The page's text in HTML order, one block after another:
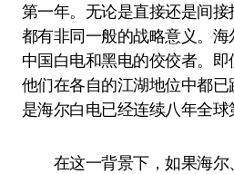
第一年。无论是直接还是间
都有非同一般的战略意义。
中国白电和黑电的佼佼者。即
他们在各自的江湖地位中都
是海尔白电已经连续八年全球
在这一背景下，如果海尔